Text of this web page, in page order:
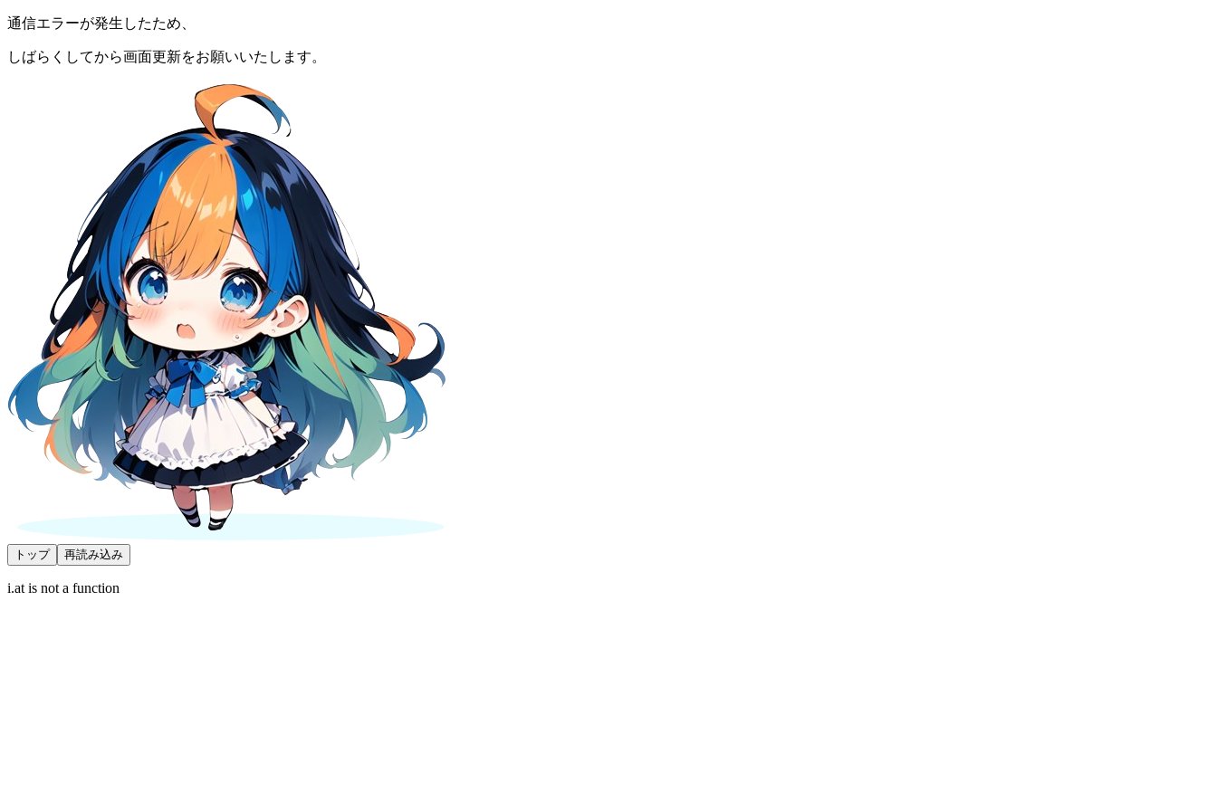
通信エラーが発生したため、
しばらくしてから画面更新をお願いいたします。
トップ 再読み込み
i.at is not a function